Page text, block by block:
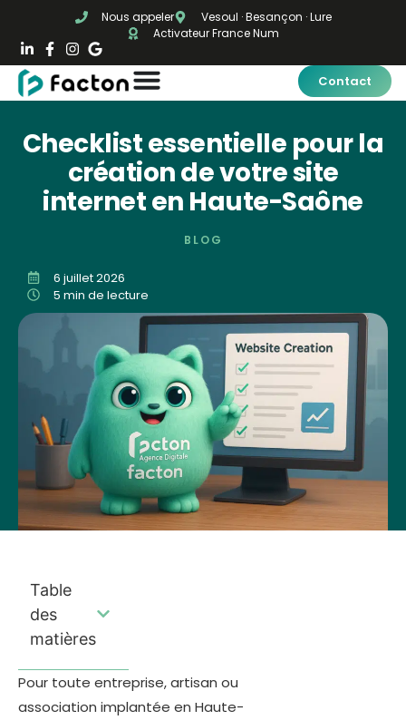
Nous appeler
Vesoul · Besançon · Lure
Activateur France Num
Contact
Checklist essentielle pour la
création de votre site
internet en Haute-Saône
BLOG
6 juillet 2026
5 min de lecture
Pour toute entreprise, artisan ou
association implantée en Haute-
Table
des
matières